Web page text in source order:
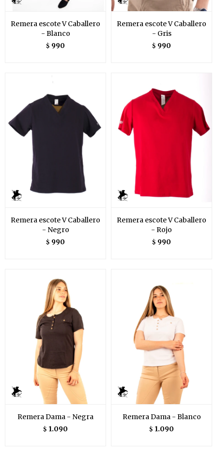
Remera escote V Caballero
- Blanco
$ 990
Remera escote V Caballero
- Gris
$ 990
Remera escote V Caballero
- Negro
$ 990
Remera escote V Caballero
- Rojo
$ 990
Remera Dama - Negra
$ 1.090
Remera Dama - Blanco
$ 1.090